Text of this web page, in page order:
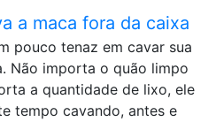
a maca fora da caixa
pouco tenaz em cavar sua
Não importa o quão limpo
a quantidade de lixo, ele
tempo cavando, antes e